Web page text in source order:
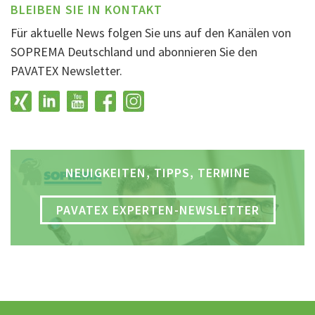
BLEIBEN SIE IN KONTAKT
Für aktuelle News folgen Sie uns auf den Kanälen von
SOPREMA Deutschland und abonnieren Sie den
PAVATEX Newsletter.
NEUIGKEITEN, TIPPS, TERMINE
PAVATEX EXPERTEN-NEWSLETTER